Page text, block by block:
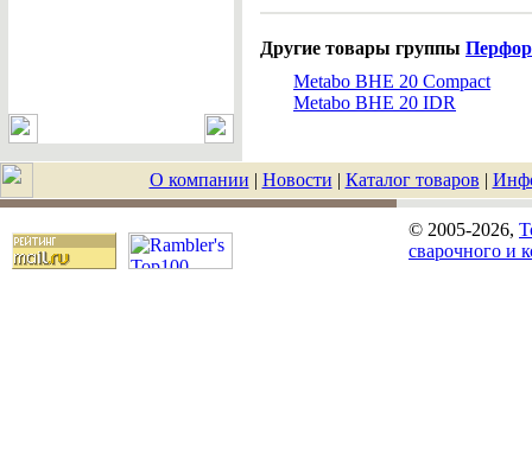
Другие товары группы
Metabo BHE 20 Compact
Metabo BHE 20 IDR
О компании | Новости | Каталог товаров |
© 2005-2026,
сварочного и